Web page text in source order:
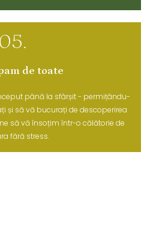
05.
de toate
până la sfârșit - permițându-
și să vă bucurați de descoperirea
să vă însoțim într-o călătorie de
fără stress.